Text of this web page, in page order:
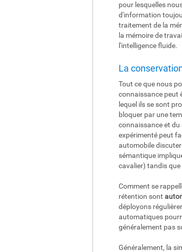
pour lesquelles
d'information
traitement de la
la mémoire de
l'intelligence fluide.
La
Tout ce que nous
connaissance peut
lequel ils se sont
bloquer par une
connaissance et du
expérimenté peut
automobile
sémantique
cavalier) tandis
Comment se
rétention sont
déployons
automatiques
généralement pas
Généralement, la